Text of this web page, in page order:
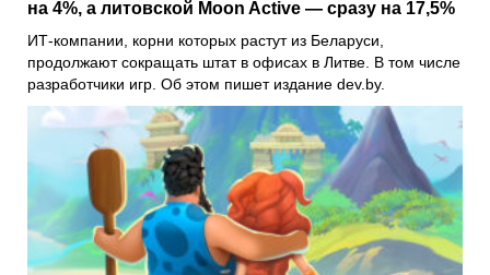
на 4%, а литовской Moon Active — сразу на 17,5%
ИТ-компании, корни которых растут из Беларуси,
продолжают сокращать штат в офисах в Литве. В том числе
разработчики игр. Об этом пишет издание dev.by.